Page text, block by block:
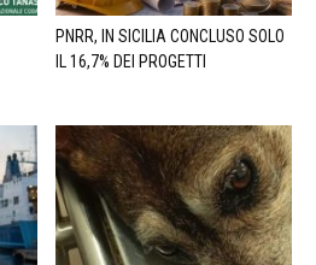
PNRR, IN SICILIA CONCLUSO SOLO
IL 16,7% DEI PROGETTI